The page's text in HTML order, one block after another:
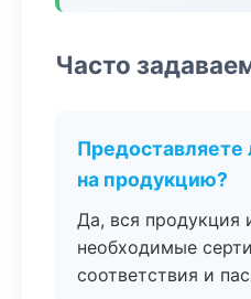
Часто
на продукцию?
Да, вся продукция
необходимые
соответствия и